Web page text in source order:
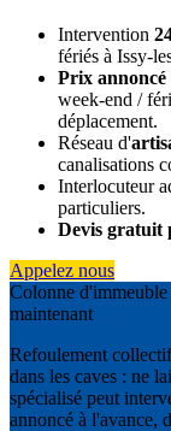
Intervention
fériés à Issy-
Prix annoncé
week-end /
déplacement.
Réseau d'
canalisations
Interlocuteur
particuliers.
Devis gratuit
Appelez nous
Colonne
maintenant
Refoulement
dans les caves : ne
spécialisé peut
annoncé à l'avance,